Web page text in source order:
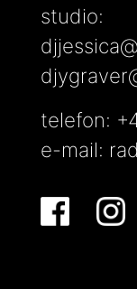
studio:
telefon:
e-mail: